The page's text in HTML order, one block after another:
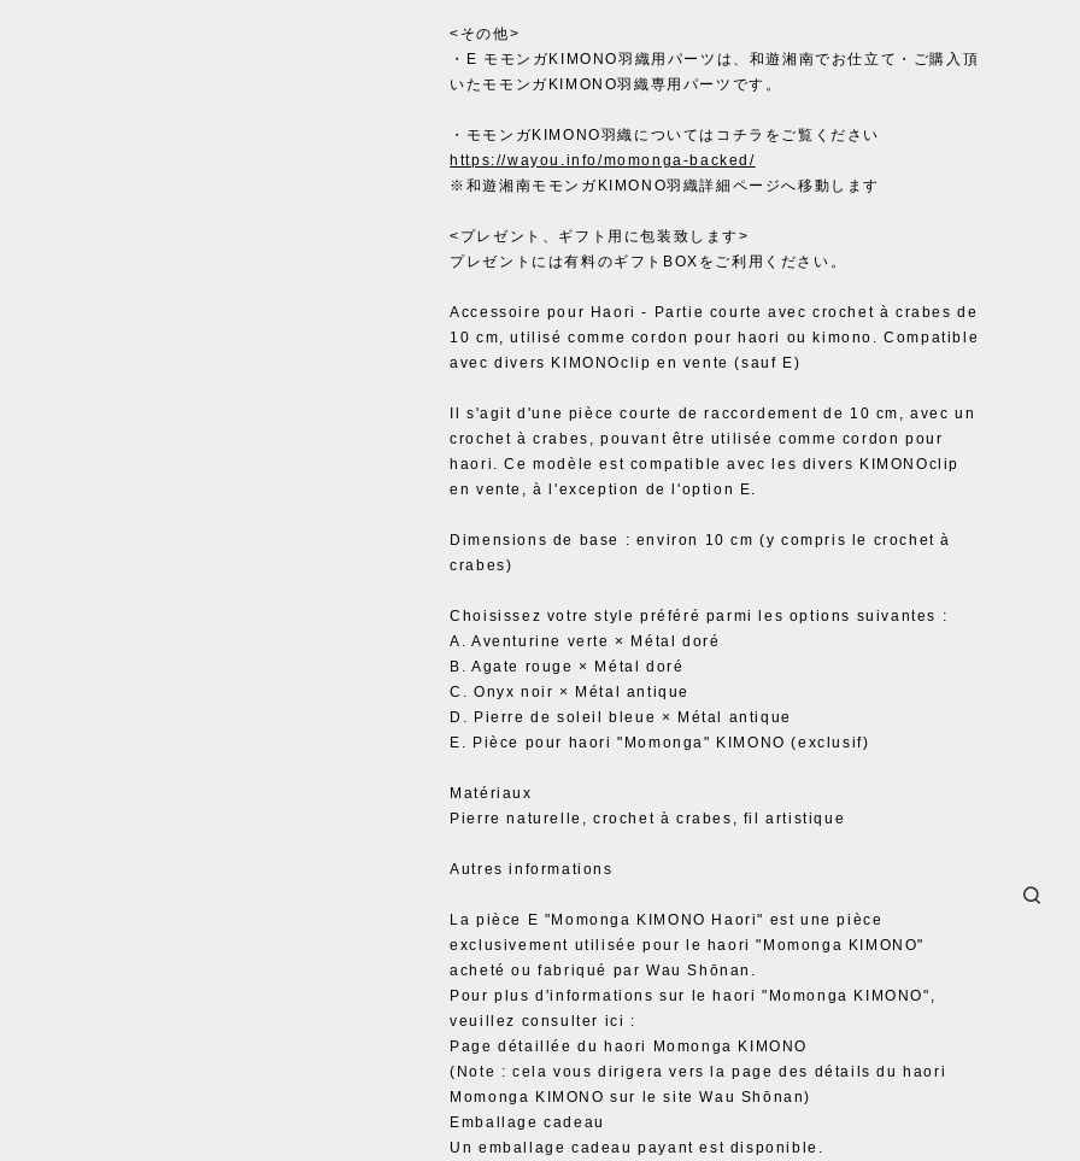
<その他>
・E モモンガKIMONO羽織用パーツは、和遊湘南でお仕立て・ご購入頂
いたモモンガKIMONO羽織専用パーツです。
・モモンガKIMONO羽織についてはコチラをご覧ください
https://wayou.info/momonga-backed/
※和遊湘南モモンガKIMONO羽織詳細ページへ移動します
<プレゼント、ギフト用に包装致します>
プレゼントには有料のギフトBOXをご利用ください。
Accessoire pour Haori - Partie courte avec crochet à crabes de
10 cm, utilisé comme cordon pour haori ou kimono. Compatible
avec divers KIMONOclip en vente (sauf E)
Il s'agit d'une pièce courte de raccordement de 10 cm, avec un
crochet à crabes, pouvant être utilisée comme cordon pour
haori. Ce modèle est compatible avec les divers KIMONOclip
en vente, à l'exception de l'option E.
Dimensions de base : environ 10 cm (y compris le crochet à
crabes)
Choisissez votre style préféré parmi les options suivantes :
A. Aventurine verte × Métal doré
B. Agate rouge × Métal doré
C. Onyx noir × Métal antique
D. Pierre de soleil bleue × Métal antique
E. Pièce pour haori "Momonga" KIMONO (exclusif)
Matériaux
Pierre naturelle, crochet à crabes, fil artistique
Autres informations
La pièce E "Momonga KIMONO Haori" est une pièce
exclusivement utilisée pour le haori "Momonga KIMONO"
acheté ou fabriqué par Wau Shōnan.
Pour plus d'informations sur le haori "Momonga KIMONO",
veuillez consulter ici :
Page détaillée du haori Momonga KIMONO
(Note : cela vous dirigera vers la page des détails du haori
Momonga KIMONO sur le site Wau Shōnan)
Emballage cadeau
Un emballage cadeau payant est disponible.